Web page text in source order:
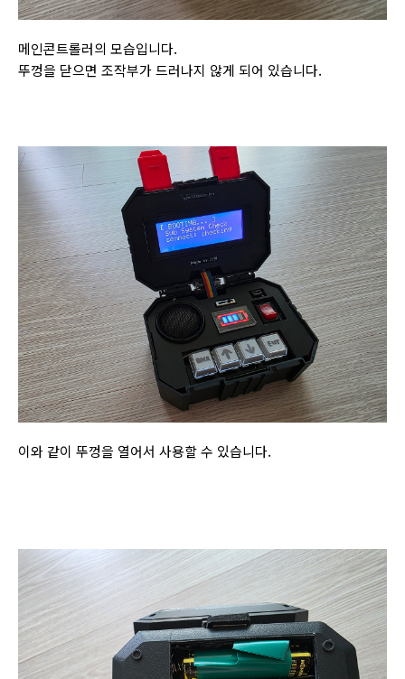
메인콘트롤러의 모습입니다.
뚜껑을 닫으면 조작부가 드러나지 않게 되어 있습니다.
이와 같이 뚜껑을 열어서 사용할 수 있습니다.